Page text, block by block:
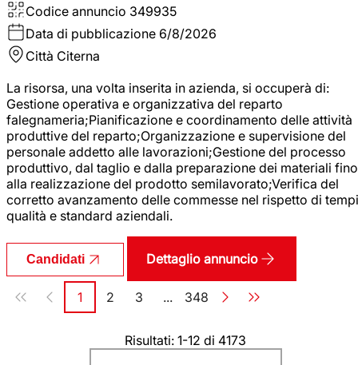
Codice annuncio 349935
Data di pubblicazione 6/8/2026
Città Citerna
La risorsa, una volta inserita in azienda, si occuperà di:
Gestione operativa e organizzativa del reparto
falegnameria;Pianificazione e coordinamento delle attività
produttive del reparto;Organizzazione e supervisione del
personale addetto alle lavorazioni;Gestione del processo
produttivo, dal taglio e dalla preparazione dei materiali fino
alla realizzazione del prodotto semilavorato;Verifica del
corretto avanzamento delle commesse nel rispetto di
qualità e standard aziendali.
Candidati Dettaglio annuncio
Paginazione
Pagina
1 Pagina
2 Pagina
3 ... Pagina
348
Risultati: 1-12 di 4173